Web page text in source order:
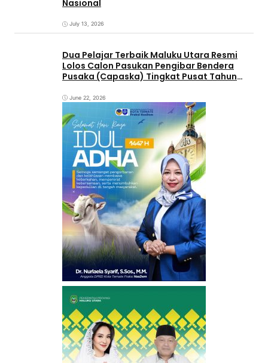
Nasional
July 13, 2026
Dua Pelajar Terbaik Maluku Utara Resmi
Lolos Calon Pasukan Pengibar Bendera
Pusaka (Capaska) Tingkat Pusat Tahun
June 22, 2026